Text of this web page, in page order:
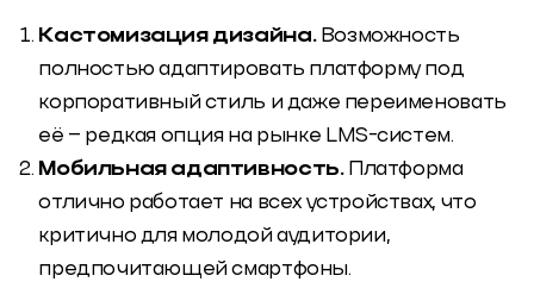
Кастомизация дизайна.Возможность
полностью адаптировать платформу под
корпоративный стиль и даже переименовать
её – редкая опция на рынке LMS-систем.
Мобильная адаптивность.Платформа
отлично работает на всех устройствах, что
критично для молодой аудитории,
предпочитающей смартфоны.